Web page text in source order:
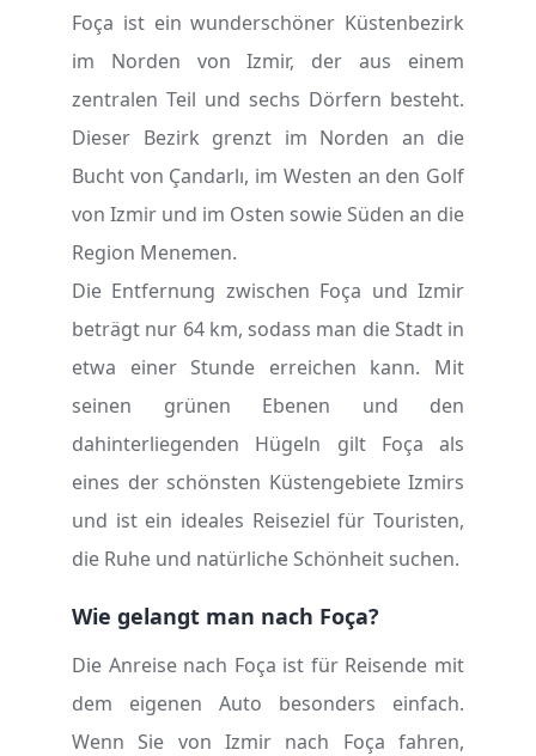
Foça ist ein wunderschöner Küstenbezirk
im Norden von Izmir, der aus einem
zentralen Teil und sechs Dörfern besteht.
Dieser Bezirk grenzt im Norden an die
Bucht von Çandarlı, im Westen an den Golf
von Izmir und im Osten sowie Süden an die
Region Menemen.
Die Entfernung zwischen Foça und Izmir
beträgt nur 64 km, sodass man die Stadt in
etwa einer Stunde erreichen kann. Mit
seinen grünen Ebenen und den
dahinterliegenden Hügeln gilt Foça als
eines der schönsten Küstengebiete Izmirs
und ist ein ideales Reiseziel für Touristen,
die Ruhe und natürliche Schönheit suchen.
Wie gelangt man nach Foça?
Die Anreise nach Foça ist für Reisende mit
dem eigenen Auto besonders einfach.
Wenn Sie von Izmir nach Foça fahren,